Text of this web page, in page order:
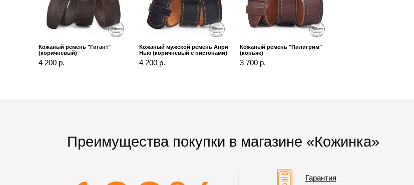
Кожаный ремень "Гигант"
(коричневый)
4 200 р.
Кожаный мужской ремень Анри
Нью (коричневый с пистонами)
4 200 р.
Кожаный ремень "Пилигрим"
(коньяк)
3 700 р.
Преимущества покупки в магазине «Кожинка»
Гарантия